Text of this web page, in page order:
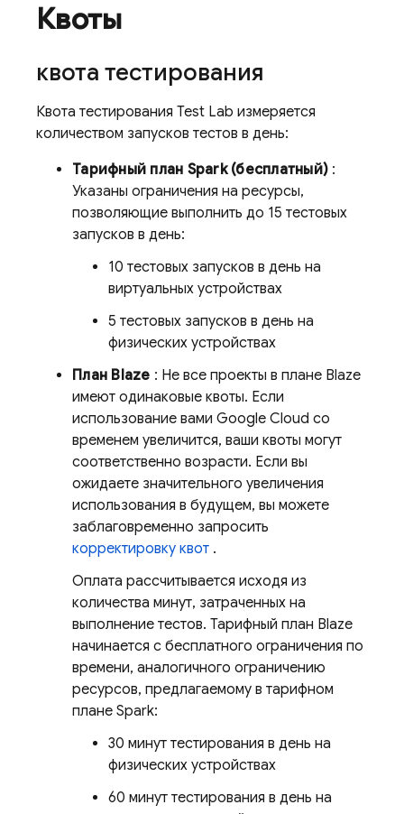
Квоты
квота тестирования
Квота тестирования Test Lab измеряется
количеством запусков тестов в день:
Тарифный план Spark (бесплатный) :
Указаны ограничения на ресурсы,
позволяющие выполнить до 15 тестовых
запусков в день:
10 тестовых запусков в день на
виртуальных устройствах
5 тестовых запусков в день на
физических устройствах
План Blaze : Не все проекты в плане Blaze
имеют одинаковые квоты. Если
использование вами Google Cloud со
временем увеличится, ваши квоты могут
соответственно возрасти. Если вы
ожидаете значительного увеличения
использования в будущем, вы можете
заблаговременно запросить
корректировку квот .
Оплата рассчитывается исходя из
количества минут, затраченных на
выполнение тестов. Тарифный план Blaze
начинается с бесплатного ограничения по
времени, аналогичного ограничению
ресурсов, предлагаемому в тарифном
плане Spark:
30 минут тестирования в день на
физических устройствах
60 минут тестирования в день на